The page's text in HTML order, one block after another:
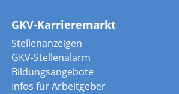
GKV-Karrieremarkt
Stellenanzeigen
GKV-Stellenalarm
Bildungsangebote
Infos für Arbeitgeber